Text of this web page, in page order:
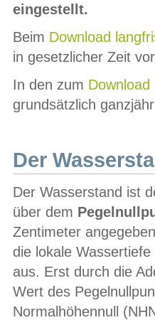
eingestellt.
Beim Download
in gesetzlicher Zeit
In den zum Download
grundsätzlich
Der
Der Wasserstand ist
über dem
Zentimeter
die lokale
aus. Erst durch die
Wert des
Normalhöhennull